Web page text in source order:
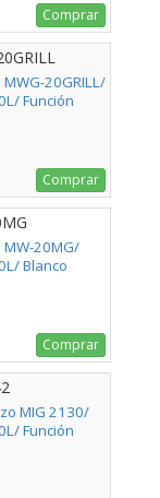
Comprar
20GRILL/
Función
Comprar
20MG/
Blanco
Comprar
MIG 2130/
Función